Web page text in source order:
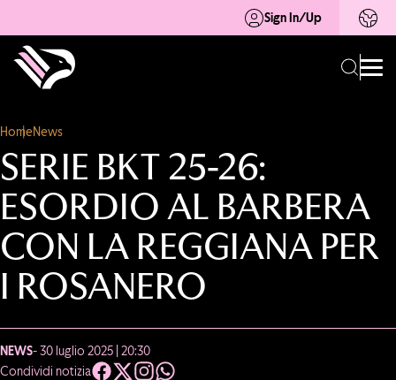
Sign In/Up
HomeNews
SERIE BKT 25-26:
ESORDIO AL BARBERA
CON LA REGGIANA PER
I ROSANERO
NEWS- 30 luglio 2025 | 20:30
Condividi notizia